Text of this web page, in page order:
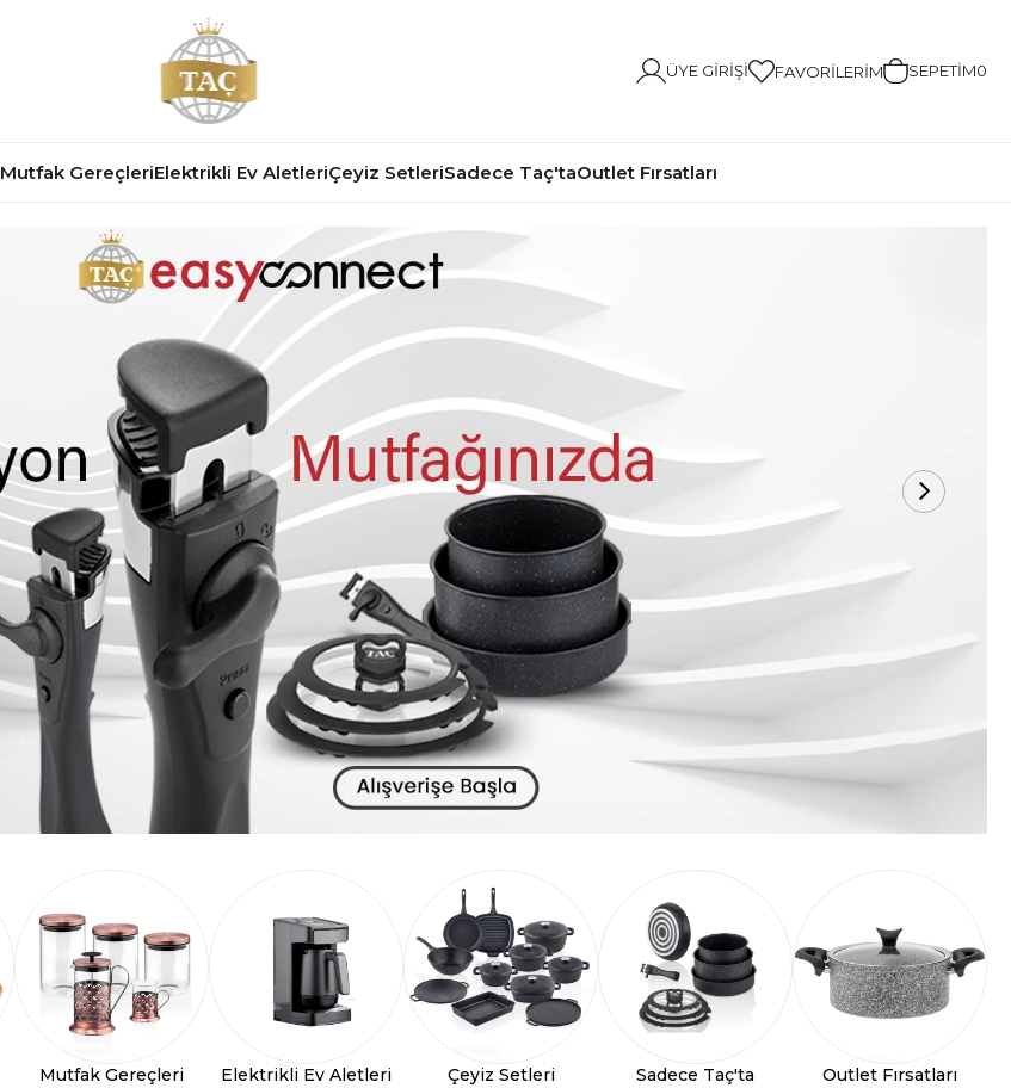
ÜYE GIRIŞI FAVORILERIM SEPETIM0
Mutfak GereçleriElektrikli Ev AletleriÇeyiz SetleriSadece Taç'taOutlet Fırsatları
Mutfak Gereçleri Elektrikli Ev Aletleri Çeyiz Setleri Sadece Taç'ta Outlet Fırsatları